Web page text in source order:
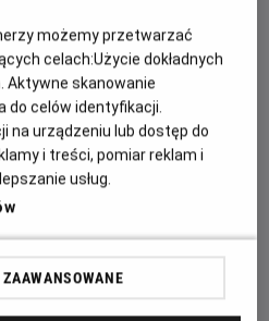
z czasem, w którym
się nie tylko od podejrzeń, ale
środowiskowych plotek i
tajemniczej śmierci.
możemy przetwarzać
celach:Użycie dokładnych
Aktywne skanowanie
celów identyfikacji.
na urządzeniu lub dostęp do
i treści, pomiar reklam i
usług.